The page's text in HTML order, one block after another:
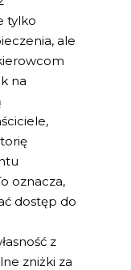
tylko
ale
na
oznacza,
dostęp do
z
zniżki za